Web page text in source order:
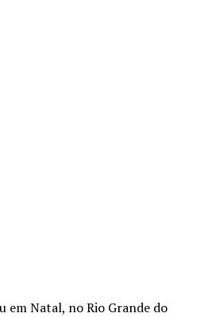
em Natal, no Rio Grande do